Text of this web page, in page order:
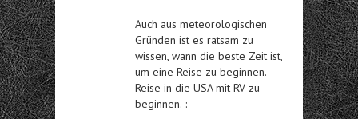
Auch aus meteorologischen
Gründen ist es ratsam zu
wissen, wann die beste Zeit ist,
um eine Reise zu beginnen.
Reise in die USA mit RV zu
beginnen. :